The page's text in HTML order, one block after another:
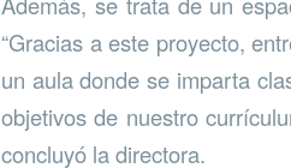
“Gracias a este proyecto,
un aula donde se imparta
objetivos de nuestro
concluyó la directora.